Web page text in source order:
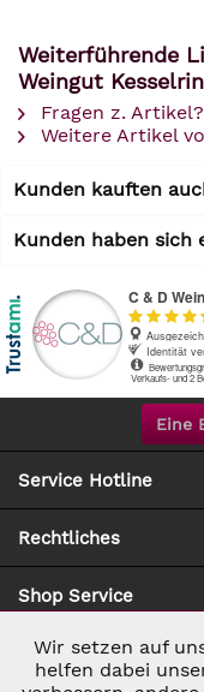
Weiterführende
Weingut
Fragen z. Artikel?
Weitere Artikel
Kunden kauften
Kunden haben sich
Eine
Service Hotline
Rechtliches
Shop Service
Zahlung & Versand
Notwendig
Wir setzen auf
helfen dabei